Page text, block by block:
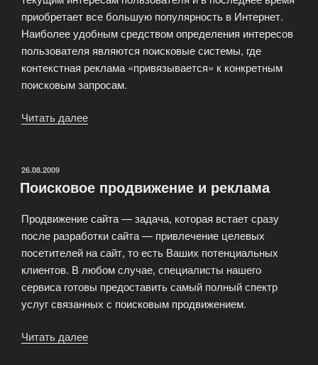
приобретает все большую популярность в Интернет.
Наиболее удобным средством определения интересов
пользователя являются поисковые системы, где
контекстная реклама «привязывается» к конкретным
поисковым запросам.
Читать далее
ОПУБЛИКОВАНО
26.08.2009
Поисковое продвижение и реклама
Продвижение сайта — задача, которая встает сразу
после разработки сайта — привлечение целевых
посетителей на сайт, то есть Ваших потенциальных
клиентов. В любом случае, специалисты нашего
сервиса готовы предоставить самый полный спектр
услуг связанных с поисковым продвижением.
Читать далее